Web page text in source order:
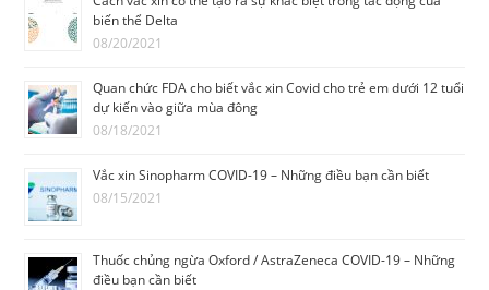
biến thể Delta
08/20/2021
Quan chức FDA cho biết vắc xin Covid cho trẻ em dưới 12 tuổi
dự kiến vào giữa mùa đông
08/18/2021
Vắc xin Sinopharm COVID-19 – Những điều bạn cần biết
08/15/2021
Thuốc chủng ngừa Oxford / AstraZeneca COVID-19 – Những
điều bạn cần biết